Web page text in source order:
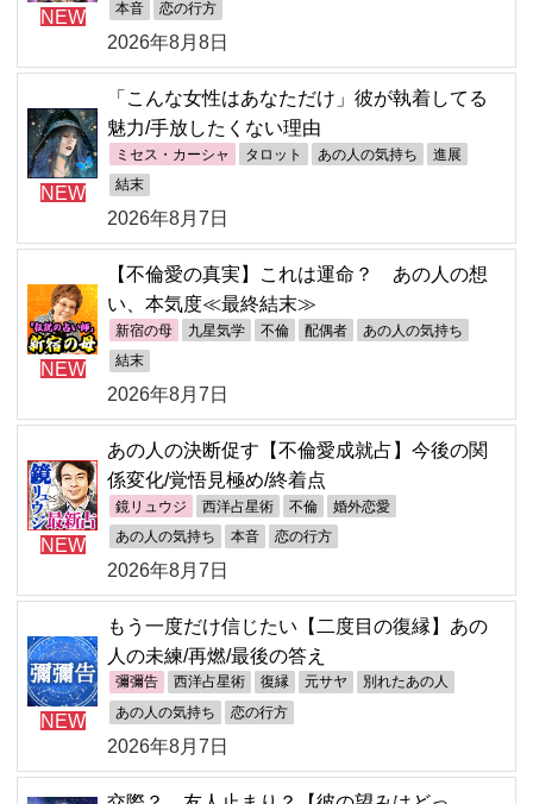
NEW 本音 恋の行方
2026年8月8日
NEW
「こんな女性はあなただけ」彼が執着してる
魅力/手放したくない理由
ミセス・カーシャ タロット あの人の気持ち 進展
結末
2026年8月7日
NEW
【不倫愛の真実】これは運命？ あの人の想
い、本気度≪最終結末≫
新宿の母 九星気学 不倫 配偶者 あの人の気持ち
結末
2026年8月7日
NEW
あの人の決断促す【不倫愛成就占】今後の関
係変化/覚悟見極め/終着点
鏡リュウジ 西洋占星術 不倫 婚外恋愛
あの人の気持ち 本音 恋の行方
2026年8月7日
NEW
もう一度だけ信じたい【二度目の復縁】あの
人の未練/再燃/最後の答え
彌彌告 西洋占星術 復縁 元サヤ 別れたあの人
あの人の気持ち 恋の行方
2026年8月7日